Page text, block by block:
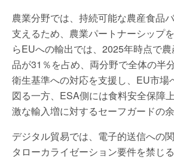
農業分野では、持続可能な農産食品
支えるため、農業パートナーシップ
らEUへの輸出では、2025年時点で
品が31％を占め、両分野で全体の半
衛生基準への対応を支援し、EU市場
図る一方、ESA側には食料安全保障
激な輸入増に対するセーフガードの余
デジタル貿易では、電子的送信への
タローカライゼーション要件を禁じ